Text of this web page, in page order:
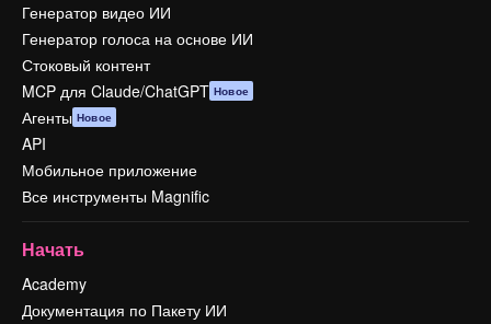
Генератор видео ИИ
Генератор голоса на основе ИИ
Стоковый контент
MCP для Claude/ChatGPT Новое
Агенты Новое
API
Мобильное приложение
Все инструменты Magnific
Начать
Academy
Документация по Пакету ИИ